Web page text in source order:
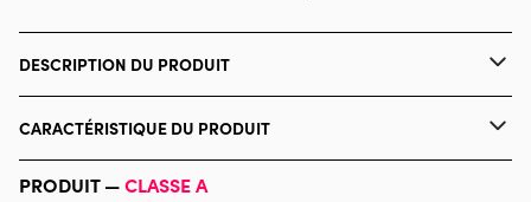
DESCRIPTION DU PRODUIT
Dans les Dents
CARACTÉRISTIQUE DU PRODUIT
PRODUIT —CLASSE A